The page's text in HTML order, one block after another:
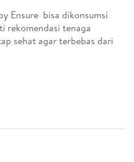
Ensure bisa dikonsumsi
rekomendasi tenaga
sehat agar terbebas dari